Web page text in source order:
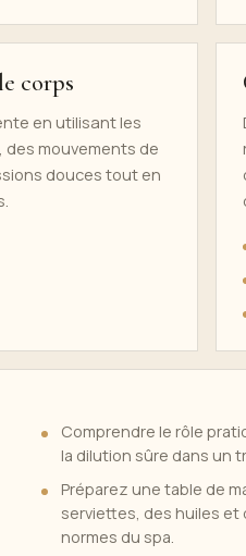
corps
en utilisant les
mouvements de
douces tout en
Comprendre le rôle
la dilution sûre dans un
Préparez une table de
serviettes, des huiles et
normes du spa.